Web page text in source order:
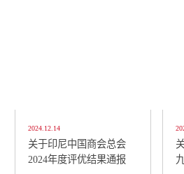
2024.12.14
关于印尼中国商会总会
2024年度评优结果通报